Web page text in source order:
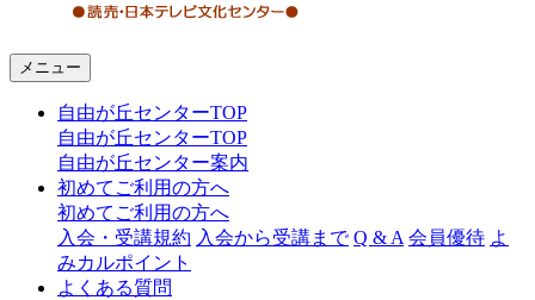
ャ
メニュー
自由が丘センターTOP
自由が丘センターTOP
自由が丘センター案内
初めてご利用の方へ
初めてご利用の方へ
入会・受講規約 入会から受講まで Q & A 会員優待 よ
みカルポイント
よくある質問